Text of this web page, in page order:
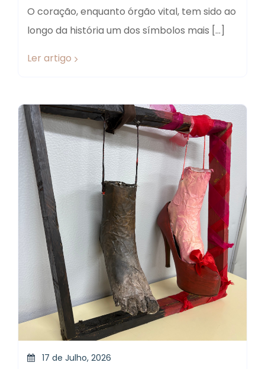
O coração, enquanto órgão vital, tem sido ao
longo da história um dos símbolos mais […]
Ler artigo
17 de Julho, 2026